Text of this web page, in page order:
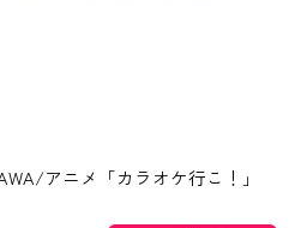
アニメ「カラオケ行こ！」